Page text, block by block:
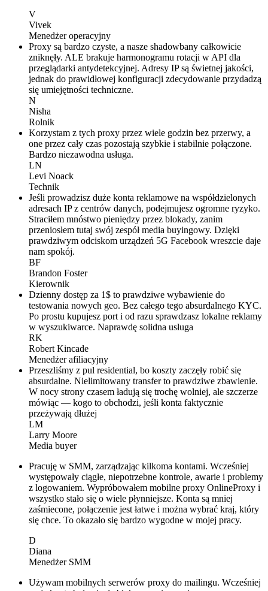
V
Vivek
Menedżer operacyjny
Proxy są bardzo czyste, a nasze shadowbany całkowicie
zniknęły. ALE brakuje harmonogramu rotacji w API dla
przeglądarki antydetekcyjnej. Adresy IP są świetnej jakości,
jednak do prawidłowej konfiguracji zdecydowanie przydadzą
się umiejętności techniczne.
N
Nisha
Rolnik
Korzystam z tych proxy przez wiele godzin bez przerwy, a
one przez cały czas pozostają szybkie i stabilnie połączone.
Bardzo niezawodna usługa.
LN
Levi Noack
Technik
Jeśli prowadzisz duże konta reklamowe na współdzielonych
adresach IP z centrów danych, podejmujesz ogromne ryzyko.
Straciłem mnóstwo pieniędzy przez blokady, zanim
przeniosłem tutaj swój zespół media buyingowy. Dzięki
prawdziwym odciskom urządzeń 5G Facebook wreszcie daje
nam spokój.
BF
Brandon Foster
Kierownik
Dzienny dostęp za 1$ to prawdziwe wybawienie do
testowania nowych geo. Bez całego tego absurdalnego KYC.
Po prostu kupujesz port i od razu sprawdzasz lokalne reklamy
w wyszukiwarce. Naprawdę solidna usługa
RK
Robert Kincade
Menedżer afiliacyjny
Przeszliśmy z pul residential, bo koszty zaczęły robić się
absurdalne. Nielimitowany transfer to prawdziwe zbawienie.
W nocy strony czasem ładują się trochę wolniej, ale szczerze
mówiąc — kogo to obchodzi, jeśli konta faktycznie
przeżywają dłużej
LM
Larry Moore
Media buyer
Pracuję w SMM, zarządzając kilkoma kontami. Wcześniej
występowały ciągłe, niepotrzebne kontrole, awarie i problemy
z logowaniem. Wypróbowałem mobilne proxy OnlineProxy i
wszystko stało się o wiele płynniejsze. Konta są mniej
zaśmiecone, połączenie jest łatwe i można wybrać kraj, który
się chce. To okazało się bardzo wygodne w mojej pracy.
D
Diana
Menedżer SMM
Używam mobilnych serwerów proxy do mailingu. Wcześniej